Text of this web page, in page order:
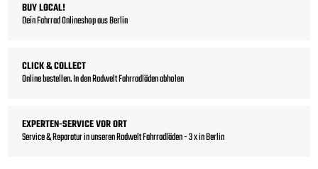
BUY LOCAL!
Dein Fahrrad Onlineshop aus Berlin
CLICK & COLLECT
Online bestellen. In den Radwelt Fahrradläden abholen
EXPERTEN-SERVICE VOR ORT
Service & Reparatur in unseren Radwelt Fahrradläden - 3 x in Berlin